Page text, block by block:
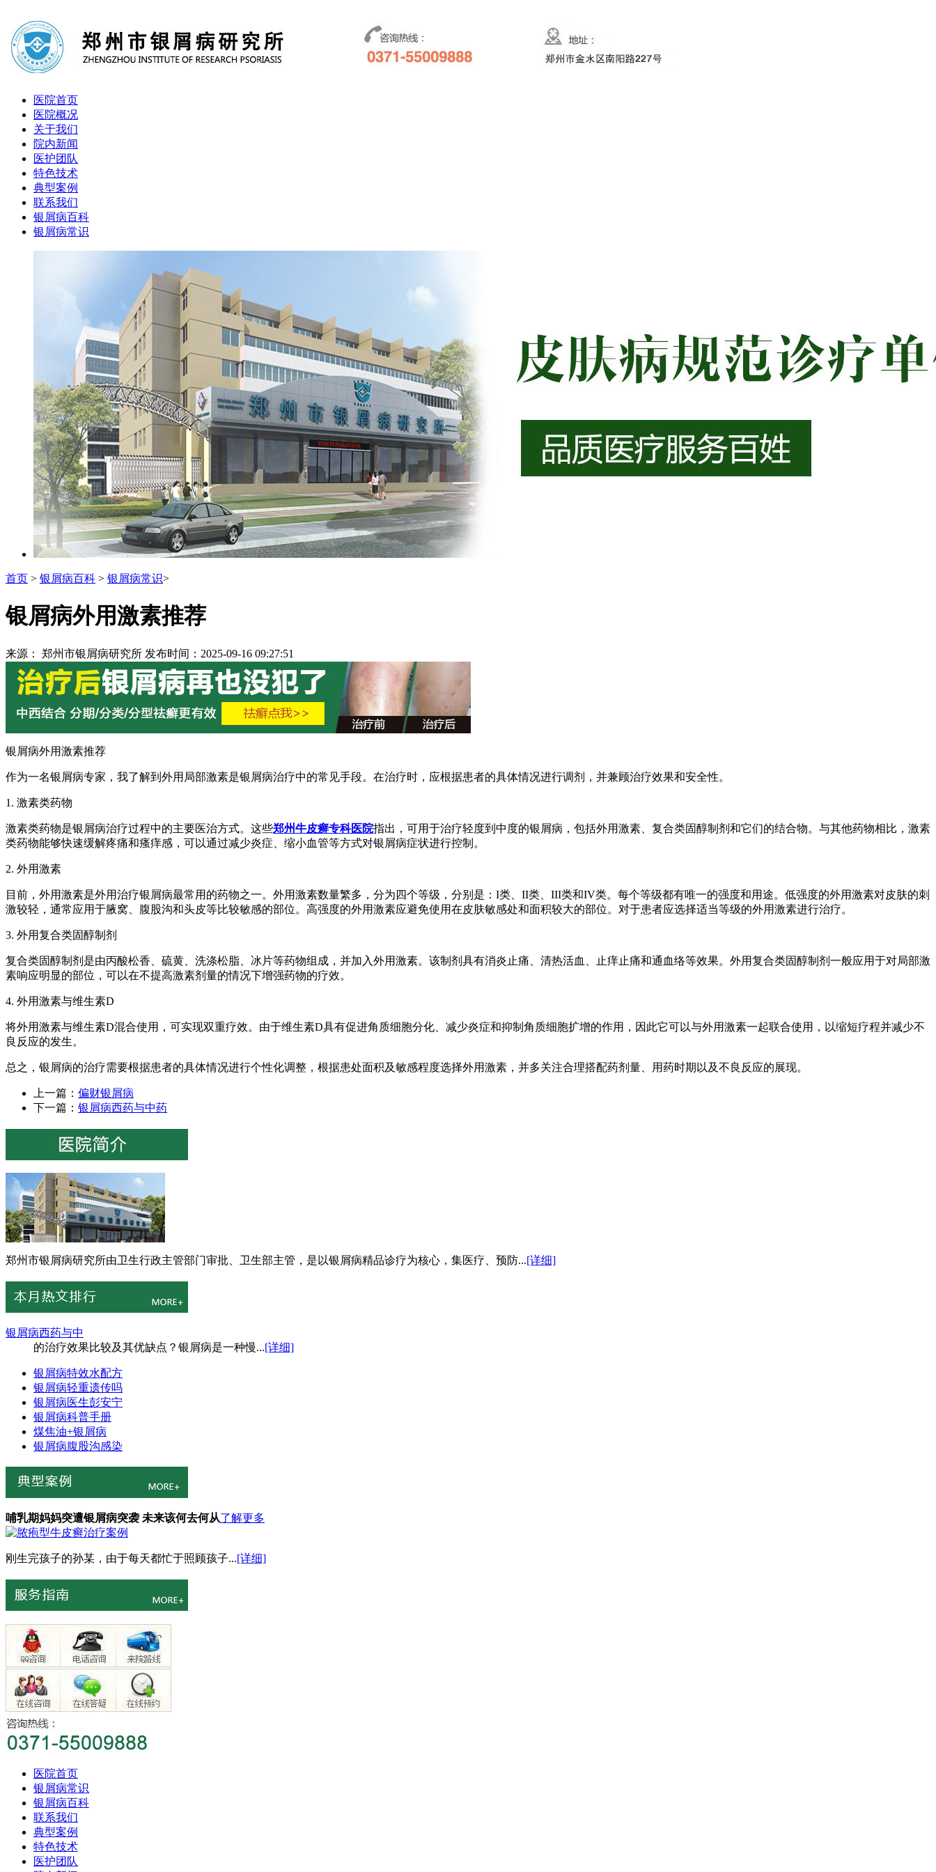
医院首页
医院概况
关于我们
院内新闻
医护团队
特色技术
典型案例
联系我们
银屑病百科
银屑病常识
首页 > 银屑病百科 > 银屑病常识>
银屑病外用激素推荐
来源： 郑州市银屑病研究所 发布时间：2025-09-16 09:27:51
银屑病外用激素推荐
作为一名银屑病专家，我了解到外用局部激素是银屑病治疗中的常见手段。在治疗时，应根据患者的具体情况进行调剂，并兼顾治疗效果和安全性。
1. 激素类药物
激素类药物是银屑病治疗过程中的主要医治方式。这些郑州牛皮癣专科医院指出，可用于治疗轻度到中度的银屑病，包括外用激素、复合类固醇制剂和它们的结合物。与其他药物相比，激素
类药物能够快速缓解疼痛和瘙痒感，可以通过减少炎症、缩小血管等方式对银屑病症状进行控制。
2. 外用激素
目前，外用激素是外用治疗银屑病最常用的药物之一。外用激素数量繁多，分为四个等级，分别是：I类、II类、III类和IV类。每个等级都有唯一的强度和用途。低强度的外用激素对皮肤的刺
激较轻，通常应用于腋窝、腹股沟和头皮等比较敏感的部位。高强度的外用激素应避免使用在皮肤敏感处和面积较大的部位。对于患者应选择适当等级的外用激素进行治疗。
3. 外用复合类固醇制剂
复合类固醇制剂是由丙酸松香、硫黄、洗涤松脂、冰片等药物组成，并加入外用激素。该制剂具有消炎止痛、清热活血、止痒止痛和通血络等效果。外用复合类固醇制剂一般应用于对局部激
素响应明显的部位，可以在不提高激素剂量的情况下增强药物的疗效。
4. 外用激素与维生素D
将外用激素与维生素D混合使用，可实现双重疗效。由于维生素D具有促进角质细胞分化、减少炎症和抑制角质细胞扩增的作用，因此它可以与外用激素一起联合使用，以缩短疗程并减少不
良反应的发生。
总之，银屑病的治疗需要根据患者的具体情况进行个性化调整，根据患处面积及敏感程度选择外用激素，并多关注合理搭配药剂量、用药时期以及不良反应的展现。
上一篇： 偏财银屑病
下一篇： 银屑病西药与中药
郑州市银屑病研究所由卫生行政主管部门审批、卫生部主管，是以银屑病精品诊疗为核心，集医疗、预防...[详细]
银屑病西药与中
的治疗效果比较及其优缺点？银屑病是一种慢...[详细]
银屑病特效水配方
银屑病轻重遗传吗
银屑病医生彭安宁
银屑病科普手册
煤焦油+银屑病
银屑病腹股沟感染
哺乳期妈妈突遭银屑病突袭 未来该何去何从了解更多
刚生完孩子的孙某，由于每天都忙于照顾孩子...[详细]
医院首页
银屑病常识
银屑病百科
联系我们
典型案例
特色技术
医护团队